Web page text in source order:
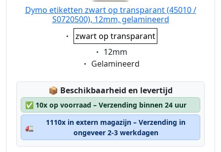
Dymo etiketten zwart op transparant (45010 /
S0720500), 12mm, gelamineerd
Eigenschaft:
zwart op transparant
Eigenschaft:
12mm
Eigenschaft:
Gelamineerd
📦 Lagerstatus:
Beschikbaarheid en levertijd
✅ 10x op voorraad – Verzending binnen 24 uur
🚛
1110x in extern magazijn – Verzending in
ongeveer 2-3 werkdagen